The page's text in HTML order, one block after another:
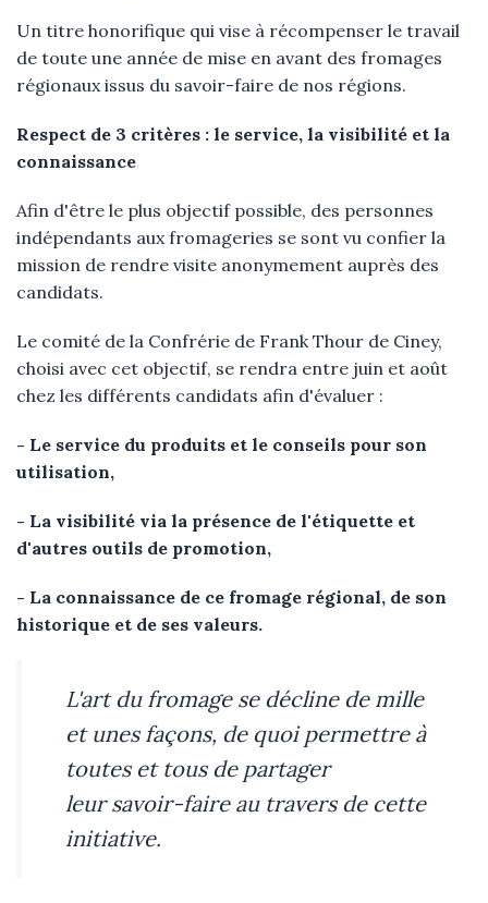
Un titre honorifique qui vise à récompenser le travail
de toute une année de mise en avant des fromages
régionaux issus du savoir-faire de nos régions.
Respect de 3 critères : le service, la visibilité et la
connaissance
Afin d'être le plus objectif possible, des personnes
indépendants aux fromageries se sont vu confier la
mission de rendre visite anonymement auprès des
candidats.
Le comité de la Confrérie de Frank Thour de Ciney,
choisi avec cet objectif, se rendra entre juin et août
chez les différents candidats afin d'évaluer :
- Le service du produits et le conseils pour son
utilisation,
- La visibilité via la présence de l'étiquette et
d'autres outils de promotion,
- La connaissance de ce fromage régional, de son
historique et de ses valeurs.
L'art du fromage se décline de mille
et unes façons, de quoi permettre à
toutes et tous de partager
leur savoir-faire au travers de cette
initiative.